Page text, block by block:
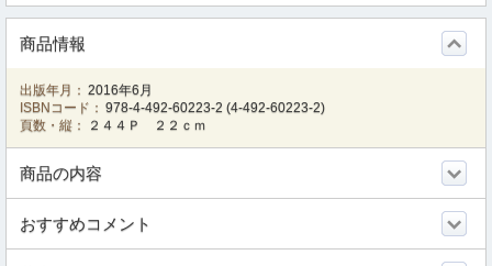
商品情報
出版年月： 2016年6月
ISBNコード： 978-4-492-60223-2 (4-492-60223-2)
頁数・縦：
２４４Ｐ ２２ｃｍ
商品の内容
おすすめコメント